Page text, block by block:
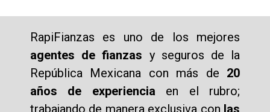
RapiFianzas es uno de los mejores
agentes de fianzas y seguros de la
República Mexicana con más de 20
años de experiencia en el rubro;